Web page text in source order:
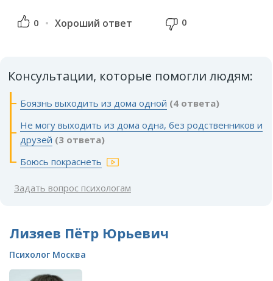
0 Хороший ответ 0
Консультации, которые помогли людям:
Боязнь выходить из дома одной (4 ответа)
Не могу выходить из дома одна, без родственников и
друзей (3 ответа)
Боюсь покраснеть
Задать вопрос психологам
Лизяев Пётр Юрьевич
Психолог Москва